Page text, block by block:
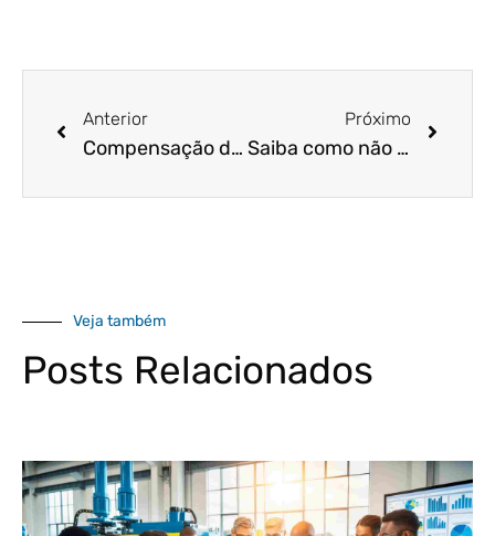
Anterior
Compensação de horas: Saiba o que é e como funciona!
Próximo
Saiba como não ser banido ao utilizar a API do Whatsapp Business
Veja também
Posts Relacionados